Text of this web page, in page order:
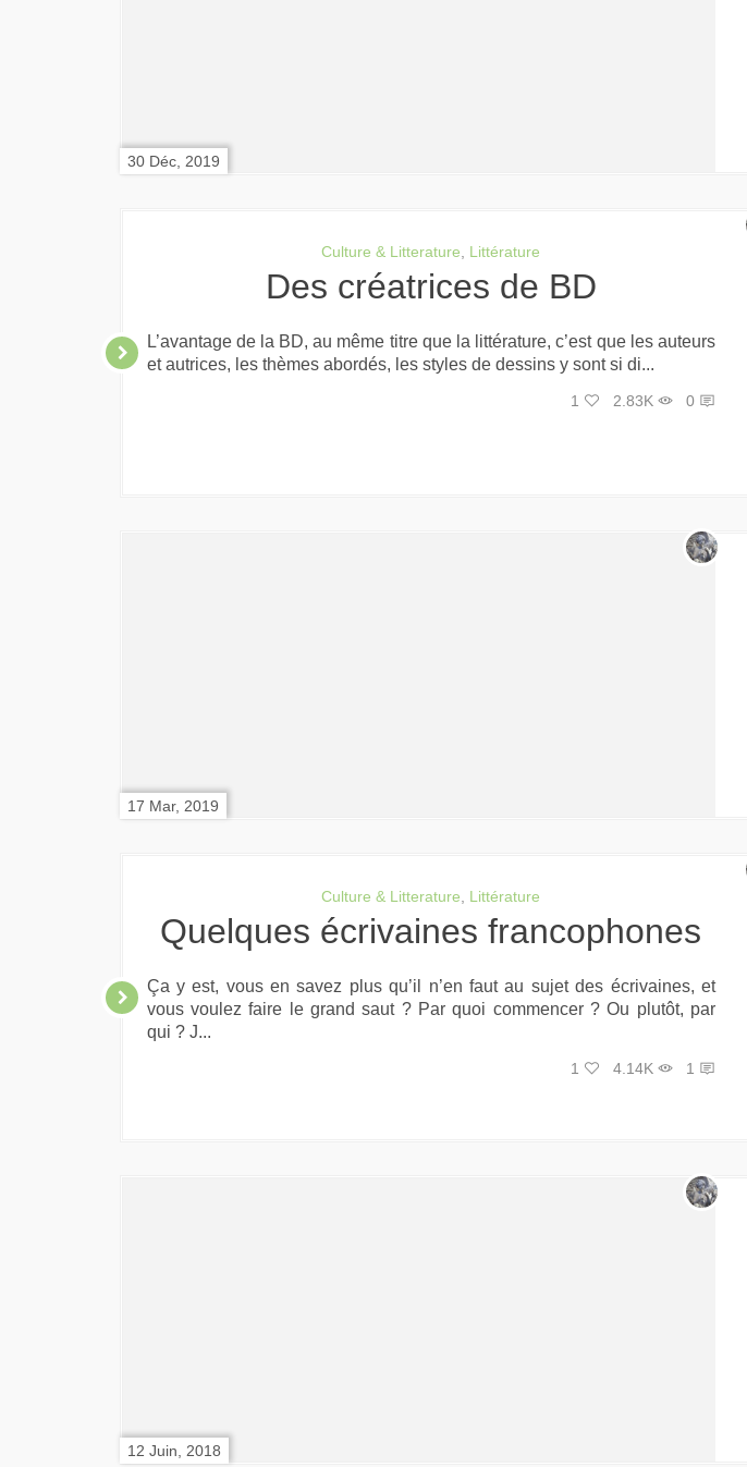
30 Déc, 2019
Culture & Litterature Littérature
Des créatrices de BD
L’avantage de la BD, au même titre que la littérature, c’est que les auteurs
et autrices, les thèmes abordés, les styles de dessins y sont si di...
1 2.83K 0
17 Mar, 2019
Culture & Litterature Littérature
Quelques écrivaines francophones
Ça y est, vous en savez plus qu’il n’en faut au sujet des écrivaines, et
vous voulez faire le grand saut ? Par quoi commencer ? Ou plutôt, par
qui ? J...
1 4.14K 1
12 Juin, 2018